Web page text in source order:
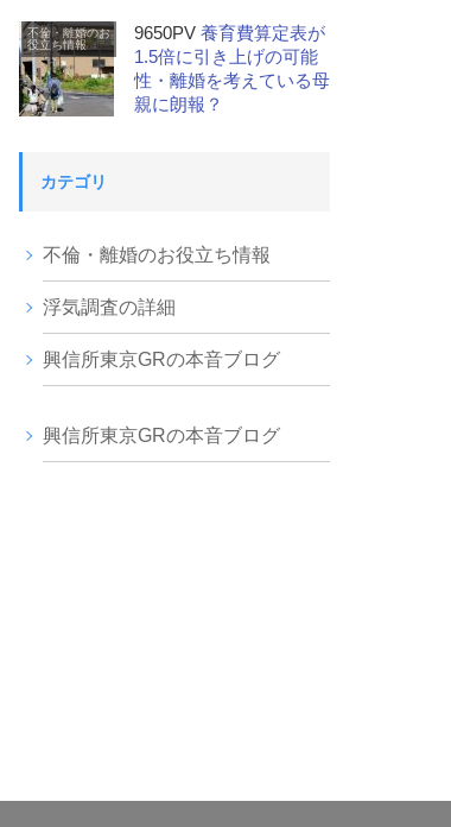
不倫・離婚のお
役立ち情報
9650PV 養育費算定表が
1.5倍に引き上げの可能
性・離婚を考えている母
親に朗報？
カテゴリ
不倫・離婚のお役立ち情報
浮気調査の詳細
興信所東京GRの本音ブログ
興信所東京GRの本音ブログ